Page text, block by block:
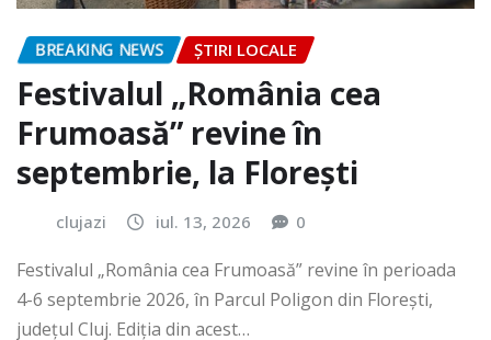
BREAKING NEWS ȘTIRI LOCALE
Festivalul „România cea
Frumoasă” revine în
septembrie, la Florești
clujazi iul. 13, 2026 0
Festivalul „România cea Frumoasă” revine în perioada
4-6 septembrie 2026, în Parcul Poligon din Floreşti,
județul Cluj. Ediția din acest…